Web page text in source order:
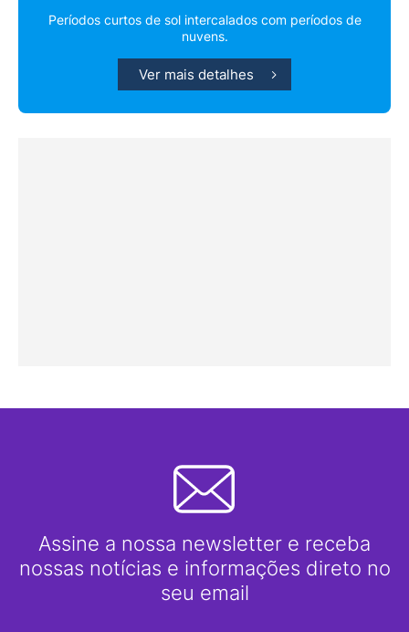
Períodos curtos de sol intercalados com períodos de
nuvens.
Ver mais detalhes
Assine a nossa newsletter e receba
nossas notícias e informações direto no
seu email